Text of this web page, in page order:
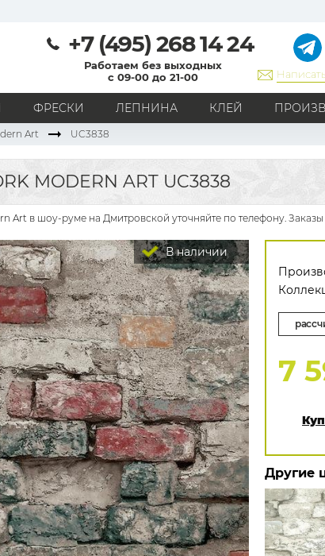
+7 (495) 268 14 24
Работаем без выходных
с 09-00 до 21-00
ФРЕСКИ ЛЕПНИНА КЛЕЙ
Кантри
Модерн Прованс
Классика
Английский стиль
РИСУНОК
Граффити
Карта мира
С вензелями
С надписями
Геометрический рисунок
Цветы
В клетку
В полоску Все
Art UC3838
MODERN ART UC3838
Art в шоу-руме на Дмитровской уточняйте по телефону.
В наличии
7
Другие